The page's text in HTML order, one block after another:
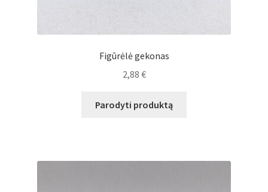
Figūrėlė gekonas
2,88 €
Parodyti produktą